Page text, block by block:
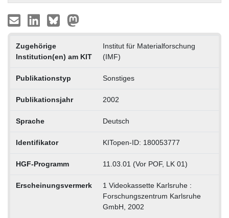
Zugehörige
Institution(en) am KIT
Institut für Materialforschung
(IMF)
Publikationstyp Sonstiges
Publikationsjahr 2002
Sprache Deutsch
Identifikator KITopen-ID: 180053777
HGF-Programm 11.03.01 (Vor POF, LK 01)
Erscheinungsvermerk
1 Videokassette Karlsruhe :
Forschungszentrum Karlsruhe
GmbH, 2002